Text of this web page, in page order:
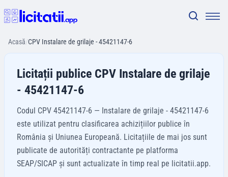
Acasă/CPV Instalare de grilaje - 45421147-6
Licitații publice CPV Instalare de grilaje
- 45421147-6
Codul CPV 45421147-6 — Instalare de grilaje - 45421147-6
este utilizat pentru clasificarea achizițiilor publice în
România și Uniunea Europeană. Licitațiile de mai jos sunt
publicate de autorități contractante pe platforma
SEAP/SICAP și sunt actualizate în timp real pe licitatii.app.